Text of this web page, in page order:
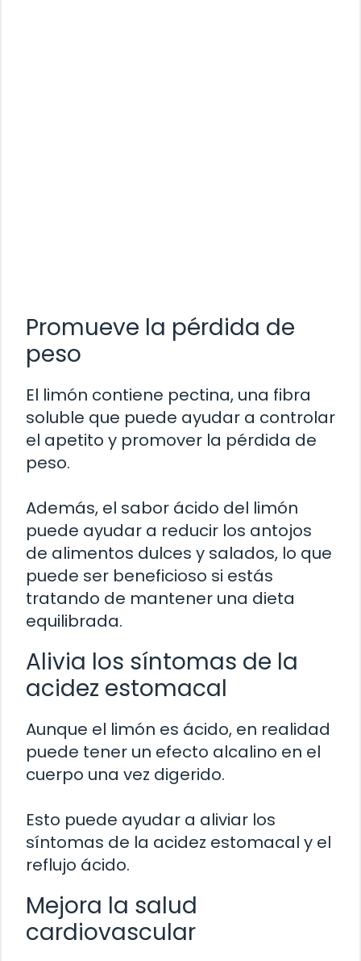
Promueve la pérdida de
peso
El limón contiene pectina, una fibra
soluble que puede ayudar a controlar
el apetito y promover la pérdida de
peso.
Además, el sabor ácido del limón
puede ayudar a reducir los antojos
de alimentos dulces y salados, lo que
puede ser beneficioso si estás
tratando de mantener una dieta
equilibrada.
Alivia los síntomas de la
acidez estomacal
Aunque el limón es ácido, en realidad
puede tener un efecto alcalino en el
cuerpo una vez digerido.
Esto puede ayudar a aliviar los
síntomas de la acidez estomacal y el
reflujo ácido.
Mejora la salud
cardiovascular